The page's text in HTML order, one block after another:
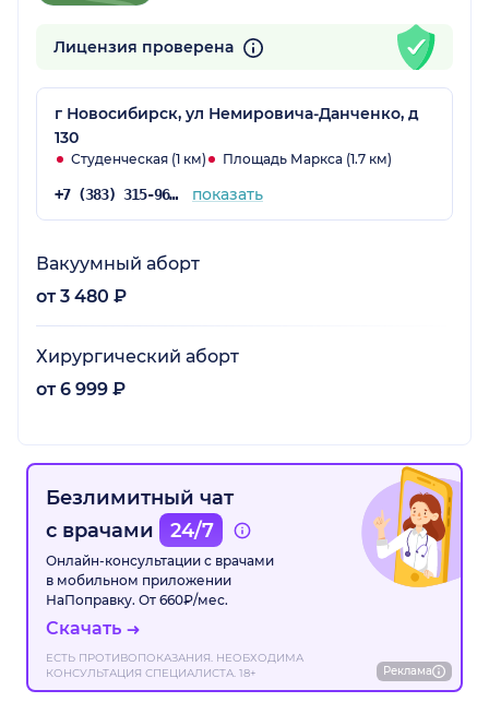
Лицензия проверена
г Новосибирск, ул Немировича-Данченко, д
130
Студенческая (1 км) Площадь Маркса (1.7 км)
+7 (383) 315-96-96 показать
Вакуумный аборт
от 3 480 ₽
Хирургический аборт
от 6 999 ₽
Безлимитный чат
с врачами
24/7
Онлайн-консультации с врачами
в мобильном приложении
НаПоправку. От 660₽/мес.
Скачать
ЕСТЬ ПРОТИВОПОКАЗАНИЯ. НЕОБХОДИМА
КОНСУЛЬТАЦИЯ СПЕЦИАЛИСТА. 18+
Реклама